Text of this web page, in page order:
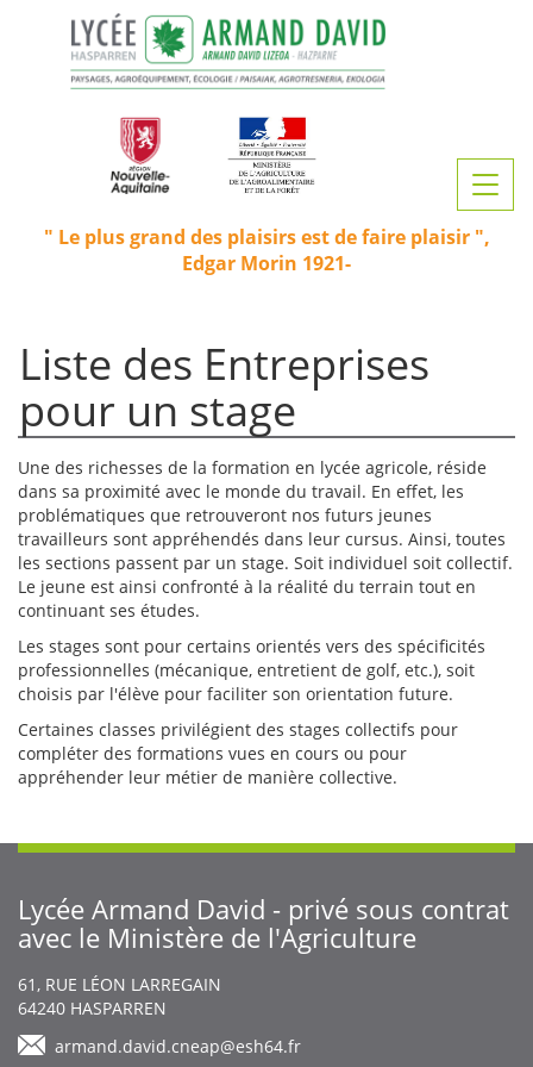
principal
Le plus grand des plaisirs est de faire plaisir
Edgar Morin 1921-
Liste des Entreprises
pour un stage
Une des richesses de la formation en lycée agricole, réside
dans sa proximité avec le monde du travail. En effet, les
problématiques que retrouveront nos futurs jeunes
travailleurs sont appréhendés dans leur cursus. Ainsi, toutes
les sections passent par un stage. Soit individuel soit collectif.
Le jeune est ainsi confronté à la réalité du terrain tout en
continuant ses études.
Les stages sont pour certains orientés vers des spécificités
professionnelles (mécanique, entretient de golf, etc.), soit
choisis par l'élève pour faciliter son orientation future.
Certaines classes privilégient des stages collectifs pour
compléter des formations vues en cours ou pour
appréhender leur métier de manière collective.
Lycée Armand David - privé sous contrat
avec le Ministère de l'Agriculture
Body
61, RUE LÉON LARREGAIN
64240 HASPARREN
armand.david.cneap@esh64.fr